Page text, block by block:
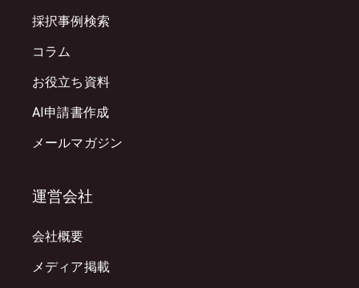
採択事例検索
コラム
お役立ち資料
AI申請書作成
メールマガジン
運営会社
会社概要
メディア掲載